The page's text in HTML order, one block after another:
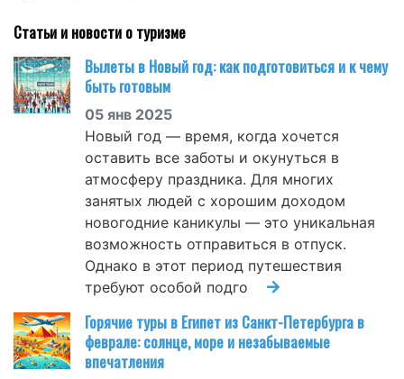
Статьи и новости о туризме
Вылеты в Новый год: как подготовиться и к чему
быть готовым
05 янв 2025
Новый год — время, когда хочется
оставить все заботы и окунуться в
атмосферу праздника. Для многих
занятых людей с хорошим доходом
новогодние каникулы — это уникальная
возможность отправиться в отпуск.
Однако в этот период путешествия
требуют особой подго
Горячие туры в Египет из Санкт-Петербурга в
феврале: солнце, море и незабываемые
впечатления